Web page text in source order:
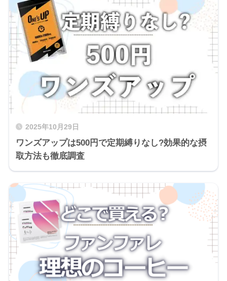
2025年10月29日
ワンズアップは500円で定期縛りなし?効果的な摂
取方法も徹底調査